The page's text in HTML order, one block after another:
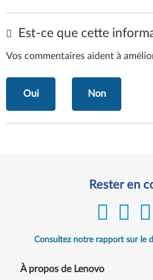
Est-ce que cette
Vos commentaires aident à
Oui Non
Rester en
Consultez notre rapport sur le
À propos de Lenovo